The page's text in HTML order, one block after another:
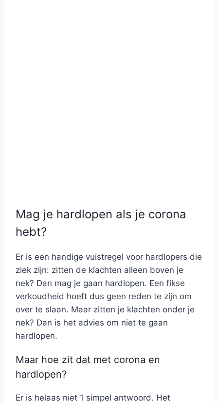
Mag je hardlopen als je corona
hebt?
Er is een handige vuistregel voor hardlopers die
ziek zijn: zitten de klachten alleen boven je
nek? Dan mag je gaan hardlopen. Een fikse
verkoudheid hoeft dus geen reden te zijn om
over te slaan. Maar zitten je klachten onder je
nek? Dan is het advies om niet te gaan
hardlopen.
Maar hoe zit dat met corona en
hardlopen?
Er is helaas niet 1 simpel antwoord. Het